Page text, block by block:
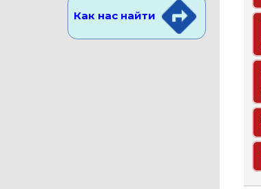
Как нас найти